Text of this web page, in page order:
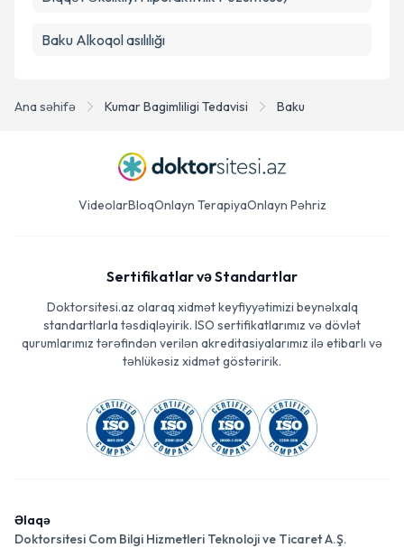
Ana səhifə Kumar Bagimliligi Tedavisi Baku
Baku Alkoqol asılılığı
VideolarBloqOnlayn TerapiyaOnlayn Pəhriz
Sertifikatlar və Standartlar
Doktorsitesi.az olaraq xidmət keyfiyyətimizi beynəlxalq
standartlarla təsdiqləyirik. ISO sertifikatlarımız və dövlət
qurumlarımız tərəfindən verilən akreditasiyalarımız ilə etibarlı və
təhlükəsiz xidmət göstəririk.
Əlaqə
Doktorsitesi Com Bilgi Hizmetleri Teknoloji ve Ticaret A.Ş.